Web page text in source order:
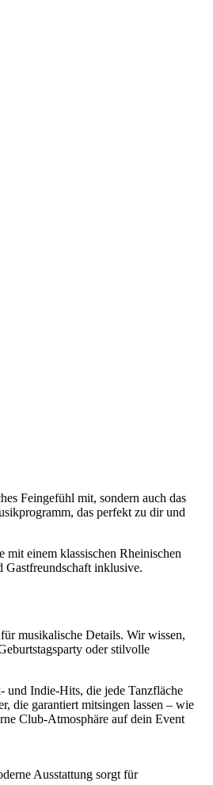
Feingefühl mit, sondern auch das
das perfekt zu dir und
mit einem klassischen Rheinischen
Gastfreundschaft inklusive.
musikalische Details. Wir wissen,
oder stilvolle
und Indie-Hits, die jede Tanzfläche
die garantiert mitsingen lassen – wie
Club-Atmosphäre auf dein Event
Ausstattung sorgt für